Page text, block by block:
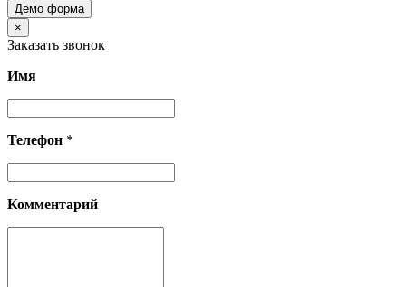
Демо форма
×
Заказать звонок
Имя
Телефон *
Комментарий